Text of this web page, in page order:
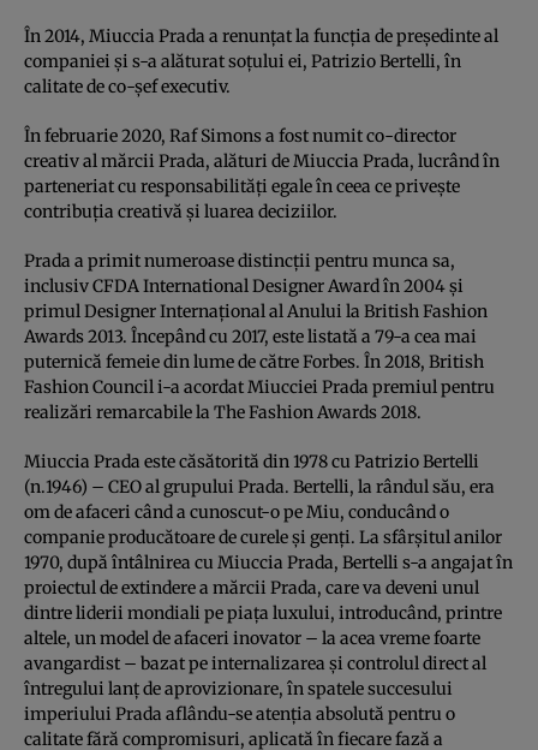
În 2014, Miuccia Prada a renunțat la funcția de președinte al
companiei și s-a alăturat soțului ei, Patrizio Bertelli, în
calitate de co-șef executiv.
În februarie 2020, Raf Simons a fost numit co-director
creativ al mărcii Prada, alături de Miuccia Prada, lucrând în
parteneriat cu responsabilități egale în ceea ce privește
contribuția creativă și luarea deciziilor.
Prada a primit numeroase distincții pentru munca sa,
inclusiv CFDA International Designer Award în 2004 și
primul Designer Internațional al Anului la British Fashion
Awards 2013. Începând cu 2017, este listată a 79-a cea mai
puternică femeie din lume de către Forbes. În 2018, British
Fashion Council i-a acordat Miucciei Prada premiul pentru
realizări remarcabile la The Fashion Awards 2018.
Miuccia Prada este căsătorită din 1978 cu Patrizio Bertelli
(n.1946) – CEO al grupului Prada. Bertelli, la rândul său, era
om de afaceri când a cunoscut-o pe Miu, conducând o
companie producătoare de curele și genți. La sfârșitul anilor
1970, după întâlnirea cu Miuccia Prada, Bertelli s-a angajat în
proiectul de extindere a mărcii Prada, care va deveni unul
dintre liderii mondiali pe piața luxului, introducând, printre
altele, un model de afaceri inovator – la acea vreme foarte
avangardist – bazat pe internalizarea și controlul direct al
întregului lanț de aprovizionare, în spatele succesului
imperiului Prada aflându-se atenția absolută pentru o
calitate fără compromisuri, aplicată în fiecare fază a